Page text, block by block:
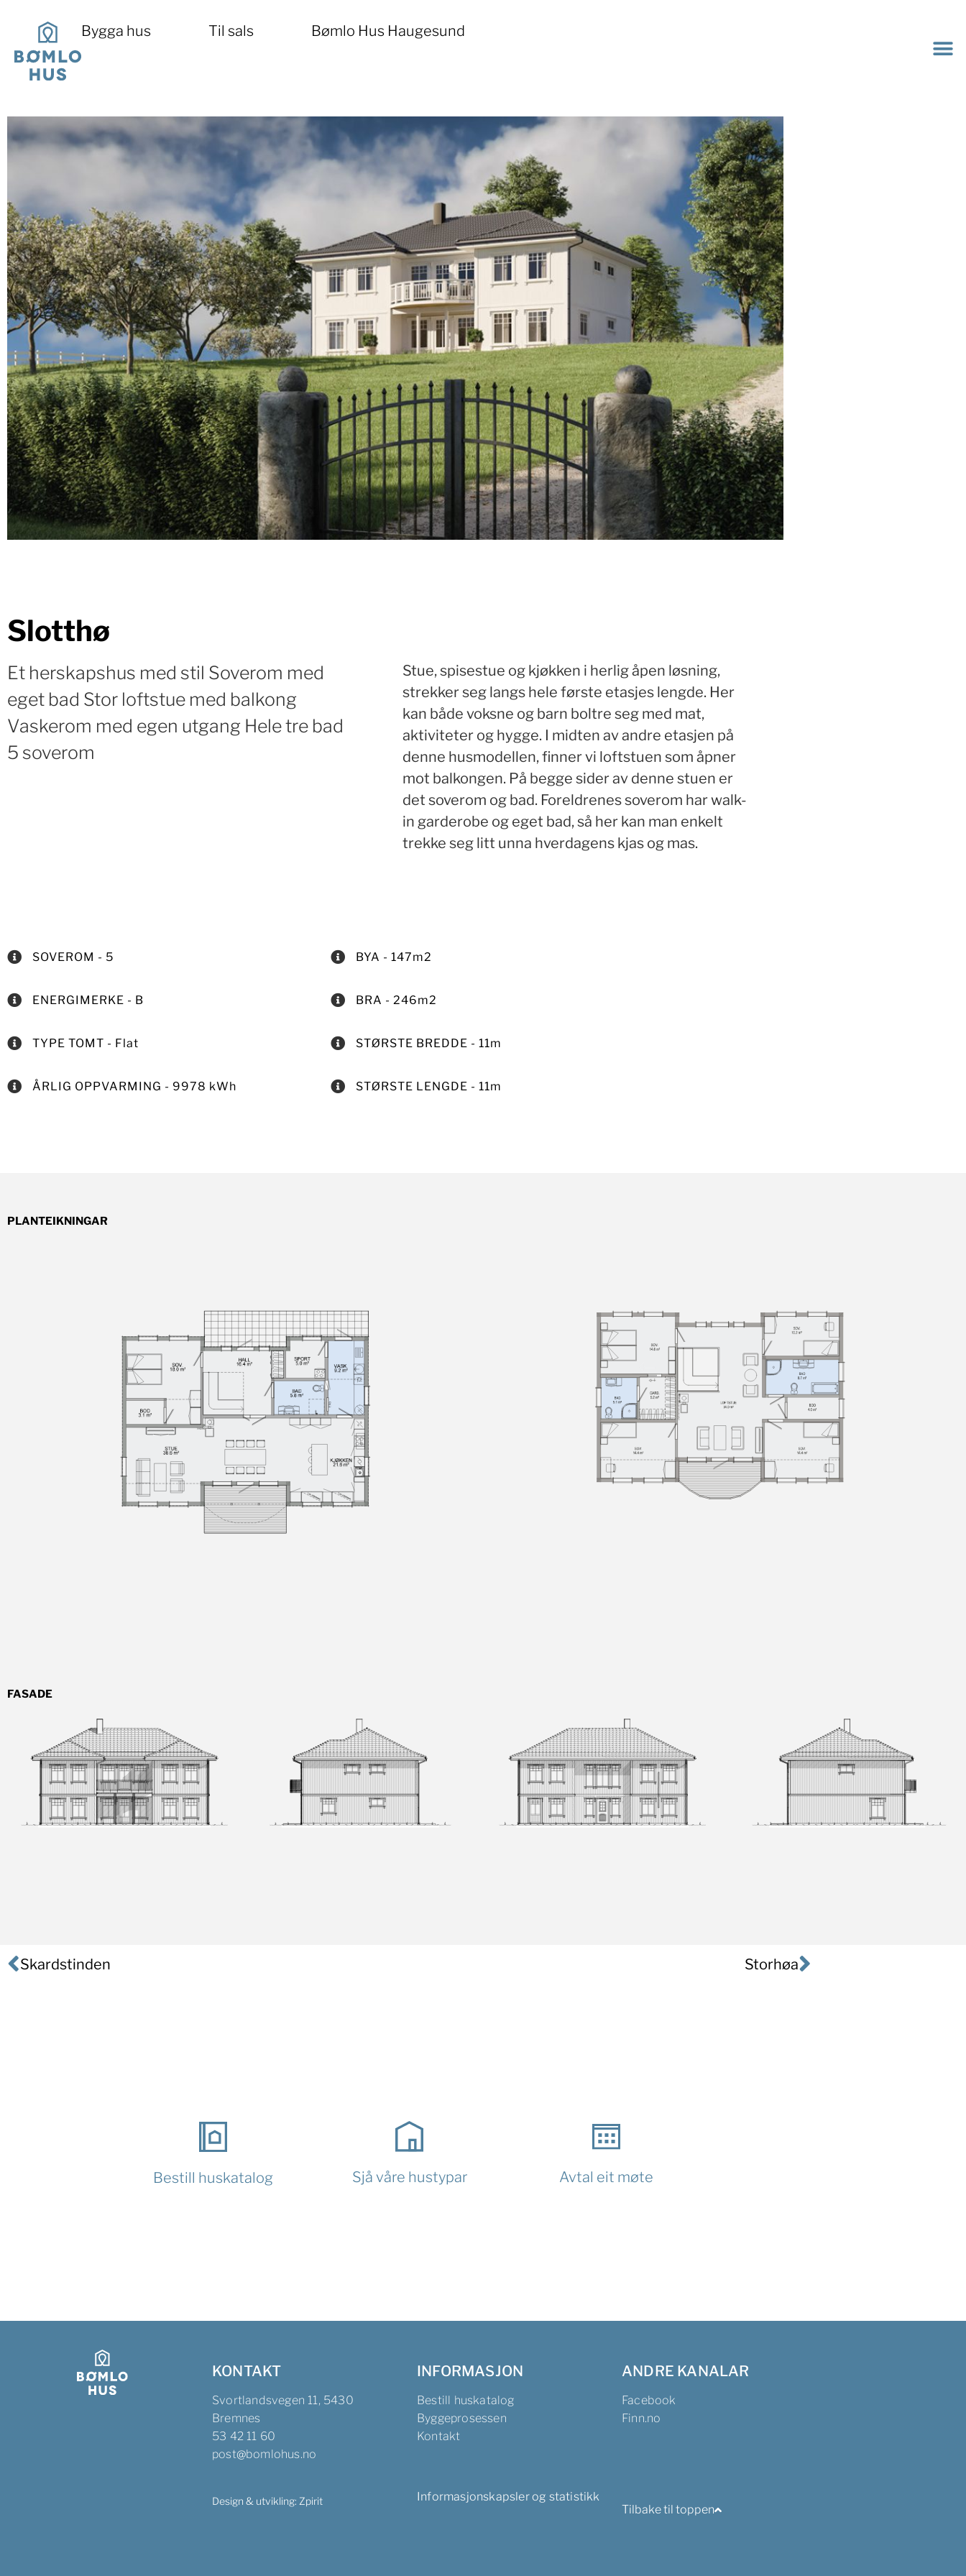
Bygga hus Til sals Bømlo Hus Haugesund
Slotthø
Et herskapshus med stil Soverom med
eget bad Stor loftstue med balkong
Vaskerom med egen utgang Hele tre bad
5 soverom
Stue, spisestue og kjøkken i herlig åpen løsning,
strekker seg langs hele første etasjes lengde. Her
kan både voksne og barn boltre seg med mat,
aktiviteter og hygge. I midten av andre etasjen på
denne husmodellen, finner vi loftstuen som åpner
mot balkongen. På begge sider av denne stuen er
det soverom og bad. Foreldrenes soverom har walk-
in garderobe og eget bad, så her kan man enkelt
trekke seg litt unna hverdagens kjas og mas.
SOVEROM - 5
ENERGIMERKE - B
TYPE TOMT - Flat
ÅRLIG OPPVARMING - 9978 kWh
BYA - 147m2
BRA - 246m2
STØRSTE BREDDE - 11m
STØRSTE LENGDE - 11m
PLANTEIKNINGAR
FASADE
Skardstinden Storhøa
Bestill huskatalog Sjå våre hustypar Avtal eit møte
KONTAKT
Svortlandsvegen 11, 5430
Bremnes
53 42 11 60
post@bomlohus.no
INFORMASJON
Bestill huskatalog
Byggeprosessen
Kontakt
ANDRE KANALAR
Facebook
Finn.no
Design & utvikling: Zpirit
Informasjonskapsler og statistikk
Tilbake til toppen